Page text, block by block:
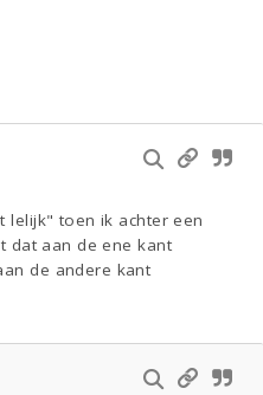
lelijk" toen ik achter een
dat aan de ene kant
de andere kant